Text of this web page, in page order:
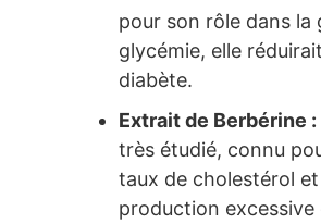
pour son rôle dans la
glycémie, elle
diabète.
Extrait de Berbérine :
très étudié, connu
taux de cholestérol
production excessive